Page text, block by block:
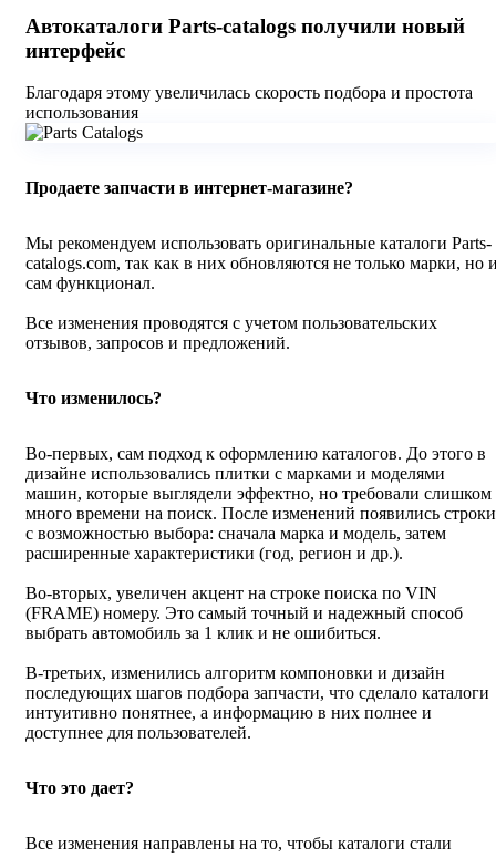
Автокаталоги Parts-catalogs получили новый
интерфейс
Благодаря этому увеличилась скорость подбора и простота
использования
Продаете запчасти в интернет-магазине?
Мы рекомендуем использовать оригинальные каталоги Parts-
catalogs.com, так как в них обновляются не только марки, но
сам функционал.
Все изменения проводятся с учетом пользовательских
отзывов, запросов и предложений.
Что изменилось?
Во-первых, сам подход к оформлению каталогов. До этого в
дизайне использовались плитки с марками и моделями
машин, которые выглядели эффектно, но требовали слишком
много времени на поиск. После изменений появились строки
с возможностью выбора: сначала марка и модель, затем
расширенные характеристики (год, регион и др.).
Во-вторых, увеличен акцент на строке поиска по VIN
(FRAME) номеру. Это самый точный и надежный способ
выбрать автомобиль за 1 клик и не ошибиться.
В-третьих, изменились алгоритм компоновки и дизайн
последующих шагов подбора запчасти, что сделало каталоги
интуитивно понятнее, а информацию в них полнее и
доступнее для пользователей.
Что это дает?
Все изменения направлены на то, чтобы каталоги стали